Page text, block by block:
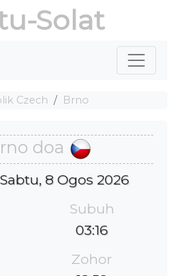
Solat
Czech Brno
doa
8 Ogos 2026
Subuh
03:16
Zohor